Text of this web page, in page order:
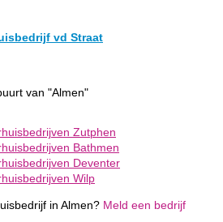
vd Straat
van "Almen"
Zutphen
Bathmen
Deventer
Wilp
in Almen? Meld een bedrijf